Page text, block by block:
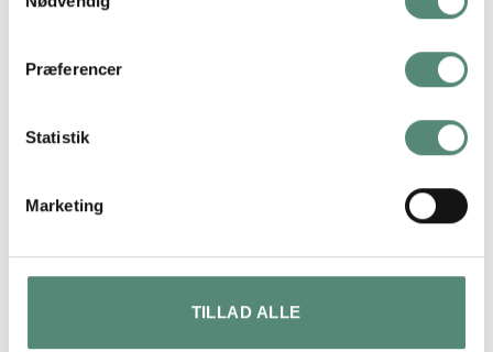
Præferencer
Statistik
Marketing
TILLAD ALLE
Fin billede og ramme.
Kom på anden dagen, efter bestilling